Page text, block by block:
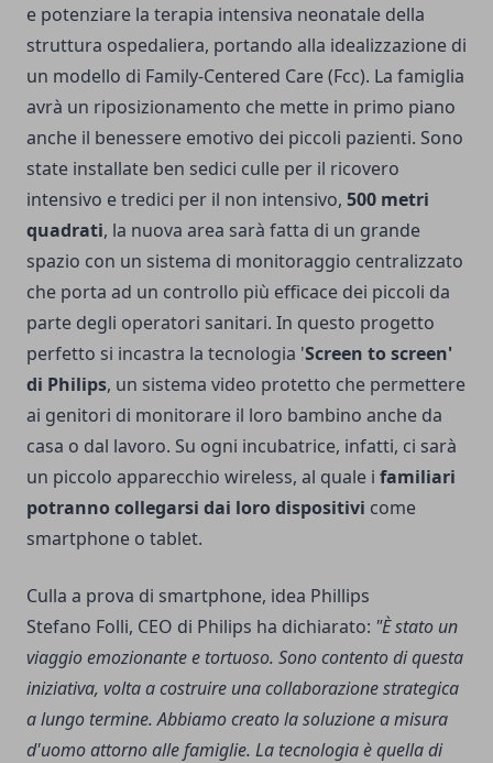
e potenziare la terapia intensiva neonatale della
struttura ospedaliera, portando alla idealizzazione di
un modello di Family-Centered Care (Fcc). La famiglia
avrà un riposizionamento che mette in primo piano
anche il benessere emotivo dei piccoli pazienti. Sono
state installate ben sedici culle per il ricovero
intensivo e tredici per il non intensivo, 500 metri
quadrati, la nuova area sarà fatta di un grande
spazio con un sistema di monitoraggio centralizzato
che porta ad un controllo più efficace dei piccoli da
parte degli operatori sanitari. In questo progetto
perfetto si incastra la tecnologia 'Screen to screen'
di Philips, un sistema video protetto che permettere
ai genitori di monitorare il loro bambino anche da
casa o dal lavoro. Su ogni incubatrice, infatti, ci sarà
un piccolo apparecchio wireless, al quale i familiari
potranno collegarsi dai loro dispositivi come
smartphone o tablet.
Culla a prova di smartphone, idea Phillips
Stefano Folli, CEO di Philips ha dichiarato: "È stato un
viaggio emozionante e tortuoso. Sono contento di questa
iniziativa, volta a costruire una collaborazione strategica
a lungo termine. Abbiamo creato la soluzione a misura
d'uomo attorno alle famiglie. La tecnologia è quella di